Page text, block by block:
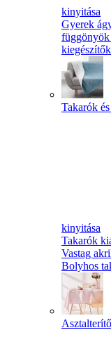
kinyitása
Gyerek
függönyök
kiegészítők
Takarók
kinyitása
Takarók
Vastag
Bolyhos